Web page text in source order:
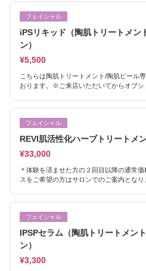
フェイシャル
iPSリキッド（陶肌トリートメン
ン）
¥5,500
こちらは陶肌トリートメント/陶肌ピール
おります。※ご来店いただいてからオプシ
フェイシャル
REVI肌活性化ハーブトリートメ
¥33,000
＊体験を済ませた方の２回目以降の通常
スをご希望の方はサロンでのご案内となり
フェイシャル
IPSPセラム（陶肌トリートメン
ン）
¥3,300